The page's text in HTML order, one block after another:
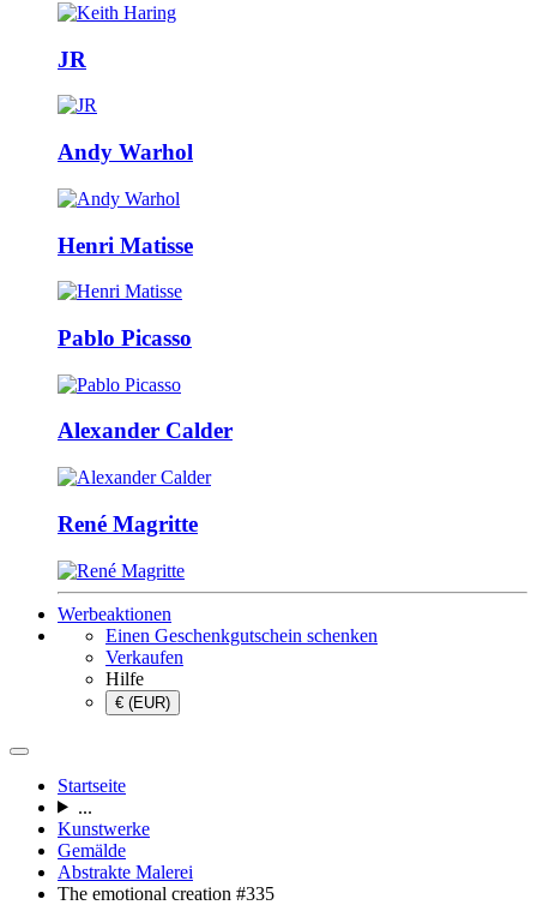
JR
Andy Warhol
Henri Matisse
Pablo Picasso
Alexander Calder
René Magritte
Werbeaktionen
Einen Geschenkgutschein schenken
Verkaufen
Hilfe
€ (EUR)
Startseite
...
Kunstwerke
Gemälde
Abstrakte Malerei
The emotional creation #335